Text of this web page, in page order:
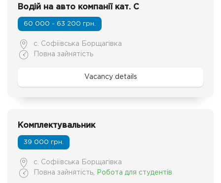
Водій на авто компанії кат. C
60 000 - 63 200 грн.
с. Софіївська Борщагівка
Повна зайнятість
Vacancy details
Комплектувальник
39 000 грн.
с. Софіївська Борщагівка
Повна зайнятість
Робота для студентів